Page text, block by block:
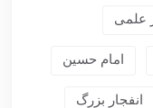
علمی
امام حسین
انفجار بزرگ